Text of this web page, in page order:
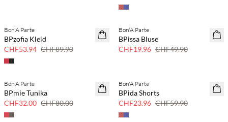
40 % Rabatt
Bon'A Parte
BPzofia Kleid
CHF53.94 CHF89.90
SAVE20
Bon'A Parte
BPissa Bluse
CHF19.96 CHF49.90
60% Rabatt
Bon'A Parte
BPmie Tunika
CHF32.00 CHF80.00
SAVE20
Bon'A Parte
BPida Shorts
CHF23.96 CHF59.90